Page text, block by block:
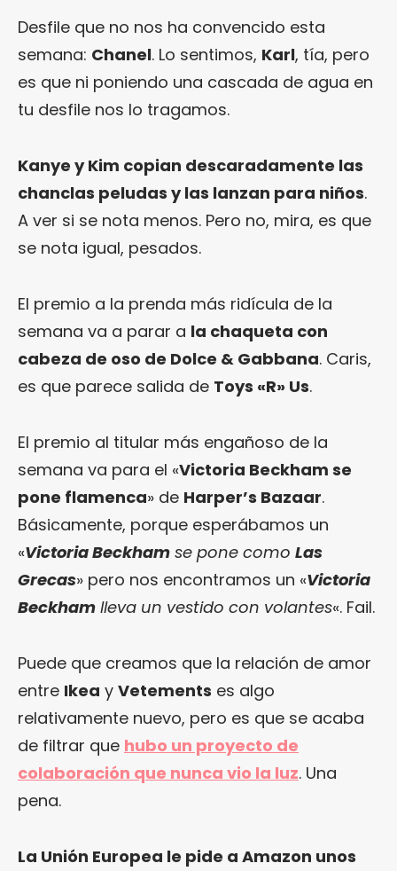
Desfile que no nos ha convencido esta
semana: Chanel. Lo sentimos, Karl, tía, pero
es que ni poniendo una cascada de agua en
tu desfile nos lo tragamos.
Kanye y Kim copian descaradamente las
chanclas peludas y las lanzan para niños.
A ver si se nota menos. Pero no, mira, es que
se nota igual, pesados.
El premio a la prenda más ridícula de la
semana va a parar a la chaqueta con
cabeza de oso de Dolce & Gabbana. Caris,
es que parece salida de Toys «R» Us.
El premio al titular más engañoso de la
semana va para el «Victoria Beckham se
pone flamenca» de Harper’s Bazaar.
Básicamente, porque esperábamos un
«Victoria Beckham se pone como Las
Grecas» pero nos encontramos un «Victoria
Beckham lleva un vestido con volantes«. Fail.
Puede que creamos que la relación de amor
entre Ikea y Vetements es algo
relativamente nuevo, pero es que se acaba
de filtrar que hubo un proyecto de
colaboración que nunca vio la luz. Una
pena.
La Unión Europea le pide a Amazon unos